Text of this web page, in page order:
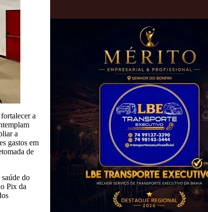
a
a
gastos em
de
do
Pix da